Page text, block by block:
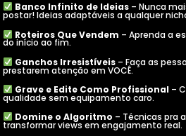
Banco Infinito de Ideias– Nunca
postar! Ideias adaptáveis a qualquer
Roteiros Que Vendem – Aprenda a
do início ao fim.
Ganchos Irresistíveis– Faça as
prestarem atenção em VOCÊ.
Grave e Edite Como Profissional–
qualidade sem equipamento caro.
Domine o Algoritmo – Técnicas pra
transformar views em engajamento real.